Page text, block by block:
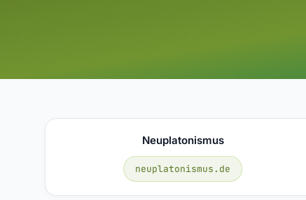
Neuplatonismus
neuplatonismus.de